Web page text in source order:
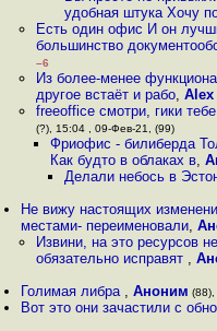
удобная штука Хочу
Есть один офис И он
большинство
–6
Из более-менее
другое встаёт и рабо, Alex
freeoffice смотри, гики
(?), 15:04 , 09-Фев-21, (99)
Фриофис - билиберда
Как будто в облаках в,
Делали небось в
Не вижу настоящих
местами- переименовали,
Извини, на это ресурсов
обязательно исправят ,
Голимая либра ,Аноним
Вот это они зачастили с